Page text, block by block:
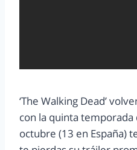
‘The Walking Dead’
con la quinta
octubre (13 en España)